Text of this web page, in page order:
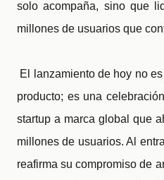
solo acompaña, sino que
millones de usuarios que
El lanzamiento de hoy no
producto; es una
startup a marca global que
millones de usuarios. Al
reafirma su compromiso de